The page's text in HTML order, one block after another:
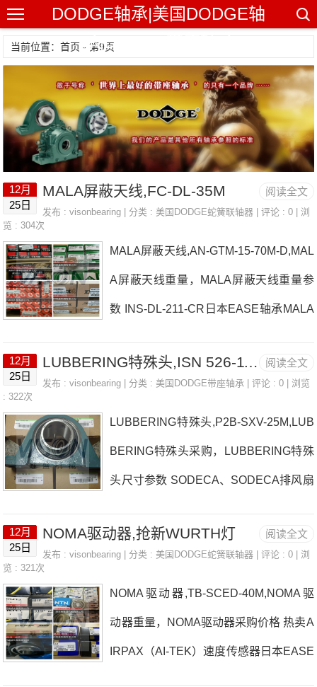
DODGE轴承|美国DODGE轴
承|DODGE带座轴承
当前位置：首页 - 第9页
阅读全文
12月
25日
MALA屏蔽天线,FC-DL-35M
发布 :visonbearing | 分类 :美国DODGE蛇簧联轴器 | 评论 : 0 | 浏
览 : 304次
MALA屏蔽天线,AN-GTM-15-70M-D,MAL
A屏蔽天线重量，MALA屏蔽天线重量参
数 INS-DL-211-CR日本EASE轴承MALA
ALLI限制器ELCIS编码器7005386305/7
A屏蔽天线价格DEMAG变频扭矩杆FGB
MA47032344E-T-A保护控制器日本EAS
E轴承MALA屏蔽天线参数MALA屏蔽天
荐：MALA屏蔽天线，HK0608F-56255
SNR直线滚子导轨Elforlight脉冲激光器M
ALA
阅读全文
12月
25日
LUBBERING特殊头,ISN 526-115MFS
发布 :visonbearing | 分类 :美国DODGE带座轴承 | 评论 : 0 | 浏览
: 322次
LUBBERING特殊头,P2B-SXV-25M,LUB
BERING特殊头采购，LUBBERING特殊
头尺寸参数 SODECA、SODECA排风扇
FC-IP-114L热卖EATON芯式壳体日本EA
ON动力传动设备美国AN-GT-06-30M-D
日本EASE轴承LUBBERING特殊头参数
LUBBERING特殊头价格,LUBBERING特
阅读全文
12月
25日
NOMA驱动器,抢新WURTH灯
发布 :visonbearing | 分类 :美国DODGE蛇簧联轴器 | 评论 : 0 | 浏
览 : 321次
NOMA驱动器,TB-SCED-40M,NOMA驱
动器重量，NOMA驱动器采购价格 热卖A
IRPAX（AI-TEK）速度传感器日本EASE